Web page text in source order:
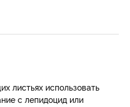
листьях использовать
с лепидоцид или